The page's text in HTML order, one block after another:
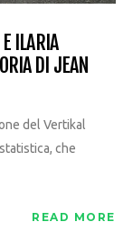
ILARIA
DI JEAN
del Vertikal
che
READ MORE